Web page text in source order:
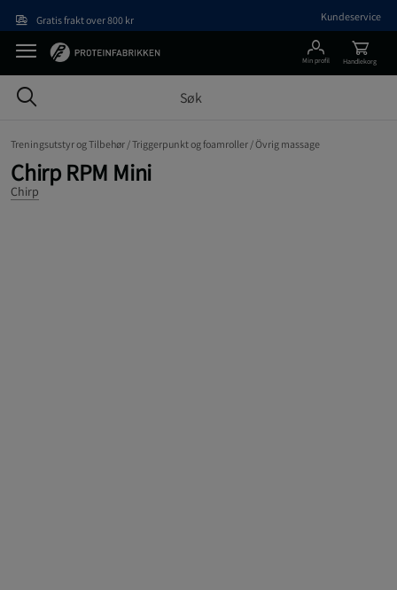
Gratis frakt over 800 kr Kundeservice
Min profil Handlekorg
Treningsutstyr og Tilbehør /Triggerpunkt og foamroller /Övrig massage
Chirp RPM Mini
Chirp